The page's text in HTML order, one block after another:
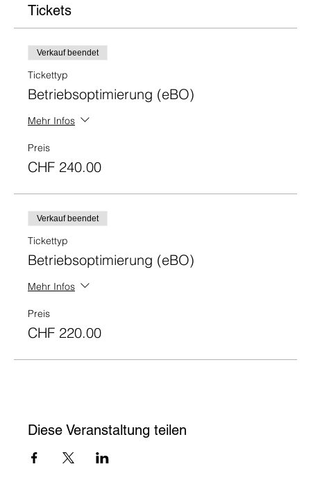
Tickets
Verkauf beendet
Tickettyp
Betriebsoptimierung (eBO)
Mehr Infos
Preis
CHF 240.00
Verkauf beendet
Tickettyp
Betriebsoptimierung (eBO)
Mehr Infos
Preis
CHF 220.00
Diese Veranstaltung teilen